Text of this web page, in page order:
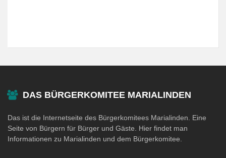
DAS BÜRGERKOMITEE MARIALINDEN
Das ist die Internetseite des Bürgerkomitees Marialinden. Eine
Seite von Bürgern für Bürger und Gäste. Hier findet man
Informationen zu Marialinden und dem Bürgerkomitee.